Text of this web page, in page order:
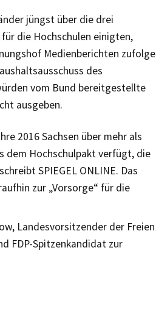
jüngst über die drei
die Hochschulen einigten,
Medienberichten zufolge
des
vom Bund bereitgestellte
ausgeben.
2016 Sachsen über mehr als
dem Hochschulpakt verfügt, die
SPIEGEL ONLINE. Das
zur „Vorsorge“ für die
Landesvorsitzender der Freien
FDP-Spitzenkandidat zur